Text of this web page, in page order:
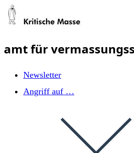
Zum
springen
amt für
Newsletter
Angriff auf …